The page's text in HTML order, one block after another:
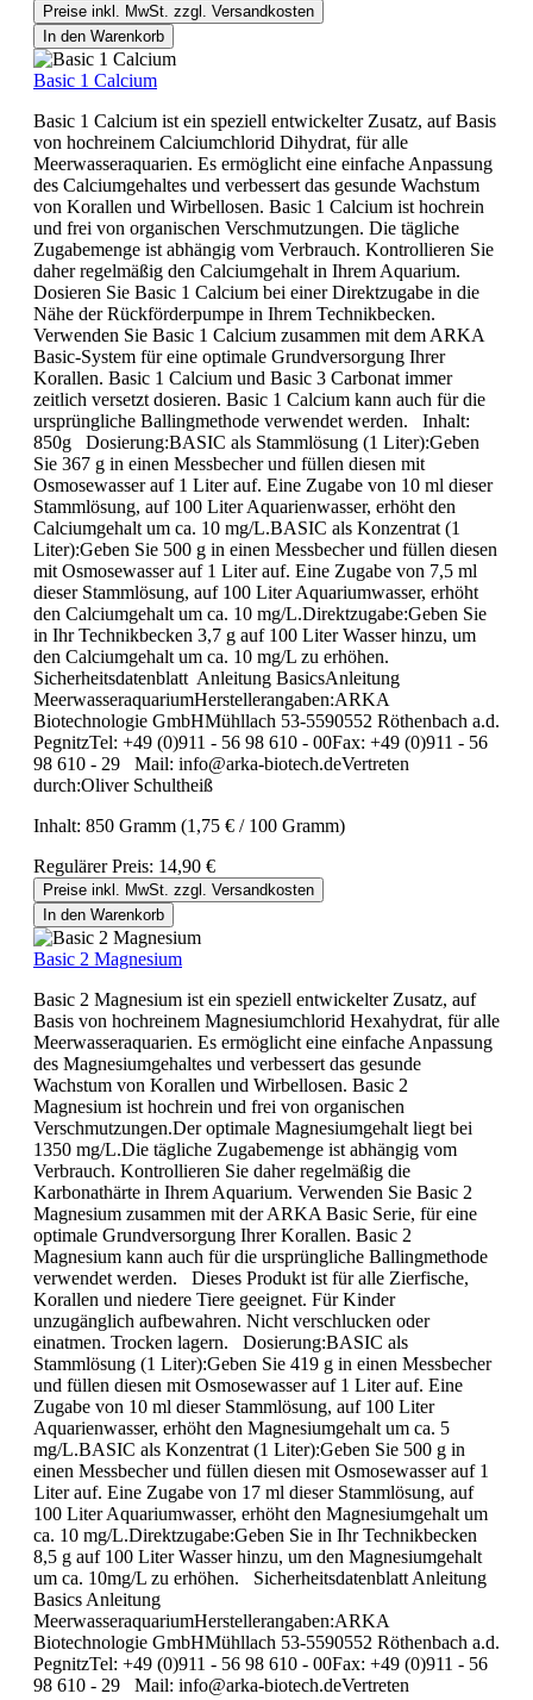
Preise inkl. MwSt. zzgl. Versandkosten
In den Warenkorb
Basic 1 Calcium
Basic 1 Calcium ist ein speziell entwickelter Zusatz, auf Basis
von hochreinem Calciumchlorid Dihydrat, für alle
Meerwasseraquarien. Es ermöglicht eine einfache Anpassung
des Calciumgehaltes und verbessert das gesunde Wachstum
von Korallen und Wirbellosen. Basic 1 Calcium ist hochrein
und frei von organischen Verschmutzungen. Die tägliche
Zugabemenge ist abhängig vom Verbrauch. Kontrollieren Sie
daher regelmäßig den Calciumgehalt in Ihrem Aquarium.
Dosieren Sie Basic 1 Calcium bei einer Direktzugabe in die
Nähe der Rückförderpumpe in Ihrem Technikbecken.
Verwenden Sie Basic 1 Calcium zusammen mit dem ARKA
Basic-System für eine optimale Grundversorgung Ihrer
Korallen. Basic 1 Calcium und Basic 3 Carbonat immer
zeitlich versetzt dosieren. Basic 1 Calcium kann auch für die
ursprüngliche Ballingmethode verwendet werden. Inhalt:
850g Dosierung:BASIC als Stammlösung (1 Liter):Geben
Sie 367 g in einen Messbecher und füllen diesen mit
Osmosewasser auf 1 Liter auf. Eine Zugabe von 10 ml dieser
Stammlösung, auf 100 Liter Aquarienwasser, erhöht den
Calciumgehalt um ca. 10 mg/L.BASIC als Konzentrat (1
Liter):Geben Sie 500 g in einen Messbecher und füllen diesen
mit Osmosewasser auf 1 Liter auf. Eine Zugabe von 7,5 ml
dieser Stammlösung, auf 100 Liter Aquariumwasser, erhöht
den Calciumgehalt um ca. 10 mg/L.Direktzugabe:Geben Sie
in Ihr Technikbecken 3,7 g auf 100 Liter Wasser hinzu, um
den Calciumgehalt um ca. 10 mg/L zu erhöhen.
Sicherheitsdatenblatt Anleitung BasicsAnleitung
MeerwasseraquariumHerstellerangaben:ARKA
Biotechnologie GmbHMühllach 53-5590552 Röthenbach a.d.
PegnitzTel: +49 (0)911 - 56 98 610 - 00Fax: +49 (0)911 - 56
98 610 - 29 Mail: info@arka-biotech.deVertreten
durch:Oliver Schultheiß
Inhalt: 850 Gramm (1,75 € / 100 Gramm)
Regulärer Preis: 14,90 €
Preise inkl. MwSt. zzgl. Versandkosten
In den Warenkorb
Basic 2 Magnesium
Basic 2 Magnesium ist ein speziell entwickelter Zusatz, auf
Basis von hochreinem Magnesiumchlorid Hexahydrat, für alle
Meerwasseraquarien. Es ermöglicht eine einfache Anpassung
des Magnesiumgehaltes und verbessert das gesunde
Wachstum von Korallen und Wirbellosen. Basic 2
Magnesium ist hochrein und frei von organischen
Verschmutzungen.Der optimale Magnesiumgehalt liegt bei
1350 mg/L.Die tägliche Zugabemenge ist abhängig vom
Verbrauch. Kontrollieren Sie daher regelmäßig die
Karbonathärte in Ihrem Aquarium. Verwenden Sie Basic 2
Magnesium zusammen mit der ARKA Basic Serie, für eine
optimale Grundversorgung Ihrer Korallen. Basic 2
Magnesium kann auch für die ursprüngliche Ballingmethode
verwendet werden. Dieses Produkt ist für alle Zierfische,
Korallen und niedere Tiere geeignet. Für Kinder
unzugänglich aufbewahren. Nicht verschlucken oder
einatmen. Trocken lagern. Dosierung:BASIC als
Stammlösung (1 Liter):Geben Sie 419 g in einen Messbecher
und füllen diesen mit Osmosewasser auf 1 Liter auf. Eine
Zugabe von 10 ml dieser Stammlösung, auf 100 Liter
Aquarienwasser, erhöht den Magnesiumgehalt um ca. 5
mg/L.BASIC als Konzentrat (1 Liter):Geben Sie 500 g in
einen Messbecher und füllen diesen mit Osmosewasser auf 1
Liter auf. Eine Zugabe von 17 ml dieser Stammlösung, auf
100 Liter Aquariumwasser, erhöht den Magnesiumgehalt um
ca. 10 mg/L.Direktzugabe:Geben Sie in Ihr Technikbecken
8,5 g auf 100 Liter Wasser hinzu, um den Magnesiumgehalt
um ca. 10mg/L zu erhöhen. Sicherheitsdatenblatt Anleitung
Basics Anleitung
MeerwasseraquariumHerstellerangaben:ARKA
Biotechnologie GmbHMühllach 53-5590552 Röthenbach a.d.
PegnitzTel: +49 (0)911 - 56 98 610 - 00Fax: +49 (0)911 - 56
98 610 - 29 Mail: info@arka-biotech.deVertreten